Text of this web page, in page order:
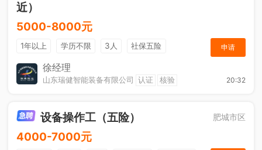
近）
5000-8000元
1年以上 学历不限 3人
社保五险
节日福利
奖励计划
申请
徐经理
山东瑞健智能装备有限公司 认证 核验 20:32
设备操作工（五险） 肥城市区
4000-7000元